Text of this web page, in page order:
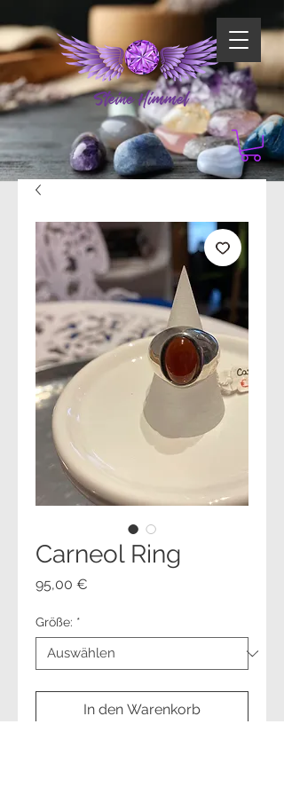
Carneol Ring
95,00 €
Größe: *
In den Warenkorb